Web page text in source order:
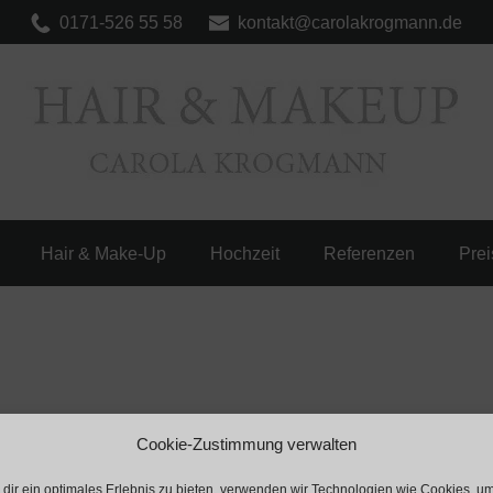
Cookie-Zustimmung verwalten
dir ein optimales Erlebnis zu bieten, verwenden wir Technologien wie Cookies,
0171-526 55 58 kontakt@carolakrogmann.de
Carola Krogmann
Hair & Make-Up Hochzeit Referenzen